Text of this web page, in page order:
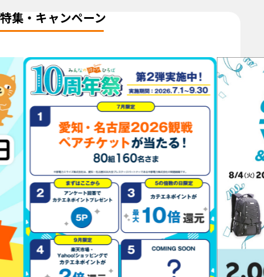
特集・キャンペーン